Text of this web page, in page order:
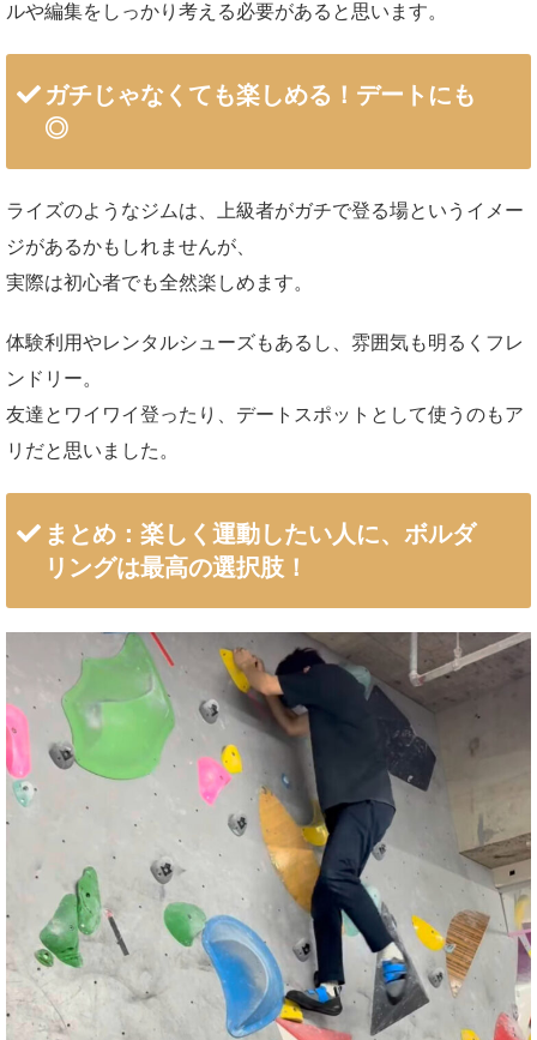
ルや編集をしっかり考える必要があると思います。
ガチじゃなくても楽しめる！デートにも
◎
ライズのようなジムは、上級者がガチで登る場というイメー
ジがあるかもしれませんが、
実際は初心者でも全然楽しめます。
体験利用やレンタルシューズもあるし、雰囲気も明るくフレ
ンドリー。
友達とワイワイ登ったり、デートスポットとして使うのもア
リだと思いました。
まとめ：楽しく運動したい人に、ボルダ
リングは最高の選択肢！